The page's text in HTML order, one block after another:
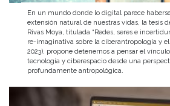
En un mundo donde lo digital parece
extensión natural de nuestras vidas, la tesis
Rivas Moya, titulada “Redes, seres e
re-imaginativa sobre la ciberantropología y el
2023), propone detenernos a pensar el
tecnología y ciberespacio desde una
profundamente antropológica.